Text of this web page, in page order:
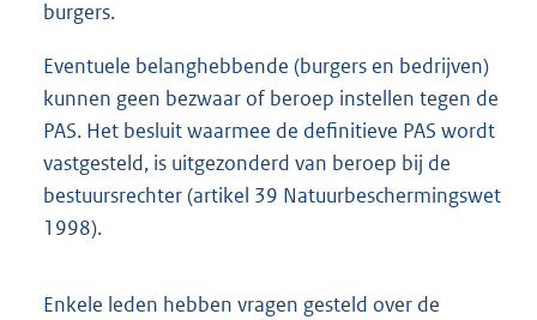
burgers.
Eventuele belanghebbende (burgers en bedrijven)
kunnen geen bezwaar of beroep instellen tegen de
PAS. Het besluit waarmee de definitieve PAS wordt
vastgesteld, is uitgezonderd van beroep bij de
bestuursrechter (artikel 39 Natuurbeschermingswet
1998).
Enkele leden hebben vragen gesteld over de